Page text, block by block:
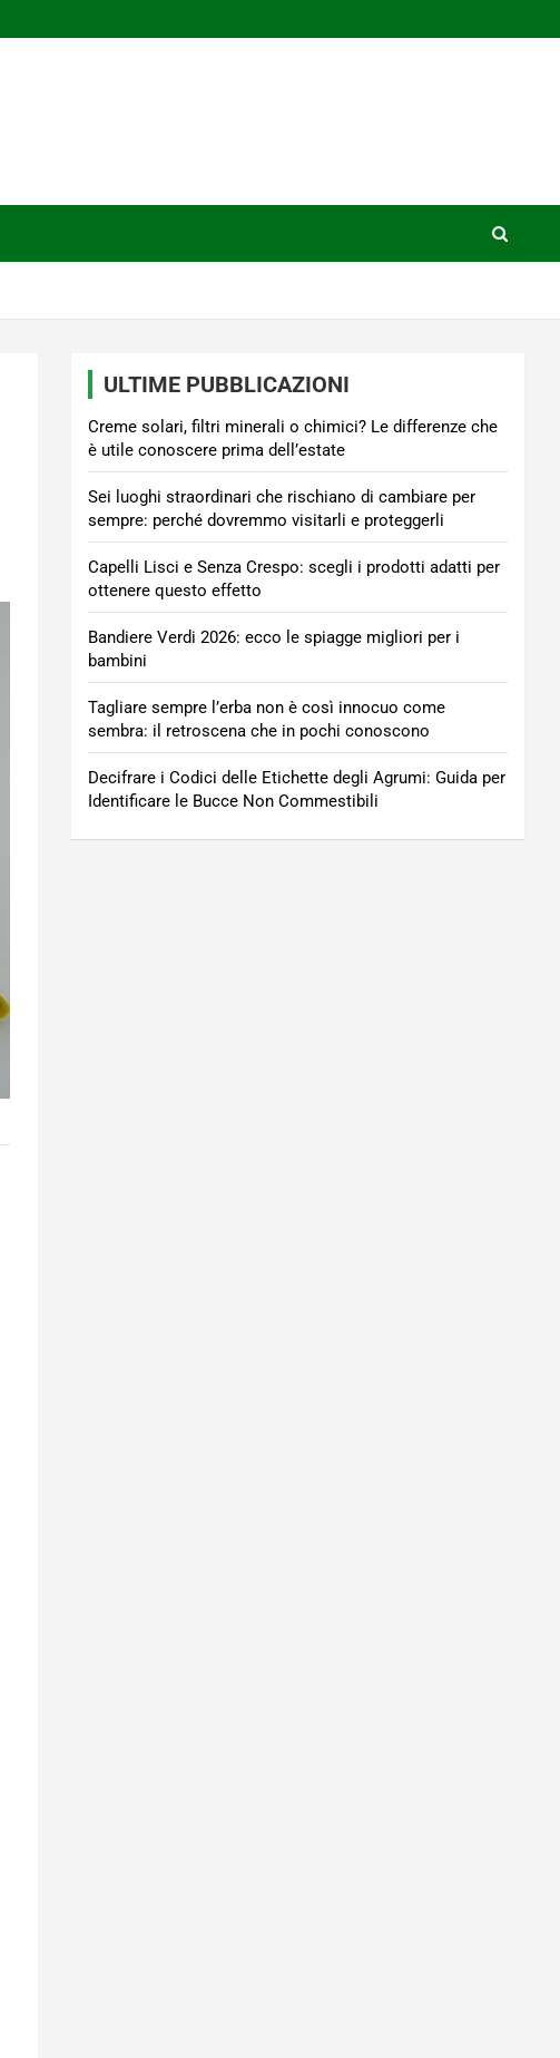
ULTIME PUBBLICAZIONI
Creme solari, filtri minerali o chimici? Le differenze che
è utile conoscere prima dell’estate
Sei luoghi straordinari che rischiano di cambiare per
sempre: perché dovremmo visitarli e proteggerli
Capelli Lisci e Senza Crespo: scegli i prodotti adatti per
ottenere questo effetto
Bandiere Verdi 2026: ecco le spiagge migliori per i
bambini
Tagliare sempre l’erba non è così innocuo come
sembra: il retroscena che in pochi conoscono
Decifrare i Codici delle Etichette degli Agrumi: Guida per
Identificare le Bucce Non Commestibili